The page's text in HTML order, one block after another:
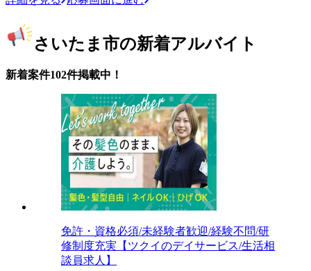
さいたま市の新着アルバイト
新着案件102件掲載中！
免許・資格必須/未経験者歓迎/経験不問/研
修制度充実【ツクイのデイサービス/生活相
談員求人】